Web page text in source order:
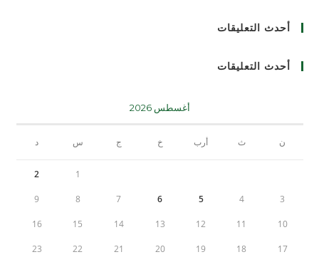
أحدث التعليقات
أحدث التعليقات
أغسطس 2026
ن ث أرب خ ج س د
1
2
3
4
5
6
7
8
9
10
11
12
13
14
15
16
17
18
19
20
21
22
23